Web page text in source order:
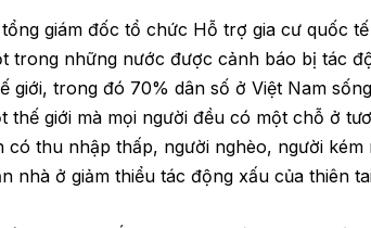
giám đốc tổ chức Hỗ trợ gia cư quốc
trong những nước được cảnh báo bị tác
giới, trong đó 70% dân số ở Việt Nam
thế giới mà mọi người đều có một chỗ ở
có thu nhập thấp, người nghèo, người
nhà ở giảm thiểu tác động xấu của thiên